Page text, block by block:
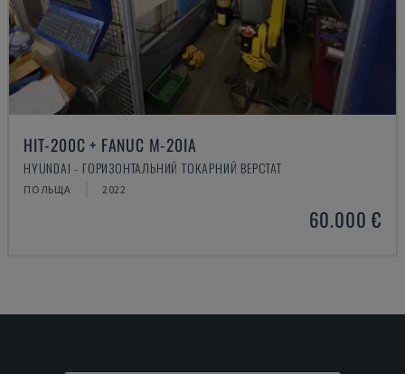
HIT-200C + FANUC M-20IA
HYUNDAI - ГОРИЗОНТАЛЬНИЙ ТОКАРНИЙ ВЕРСТАТ
ПОЛЬЩА 2022
60.000 €